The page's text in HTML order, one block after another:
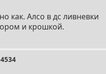
как. Алсо в дс ливневки
и крошкой.
4534